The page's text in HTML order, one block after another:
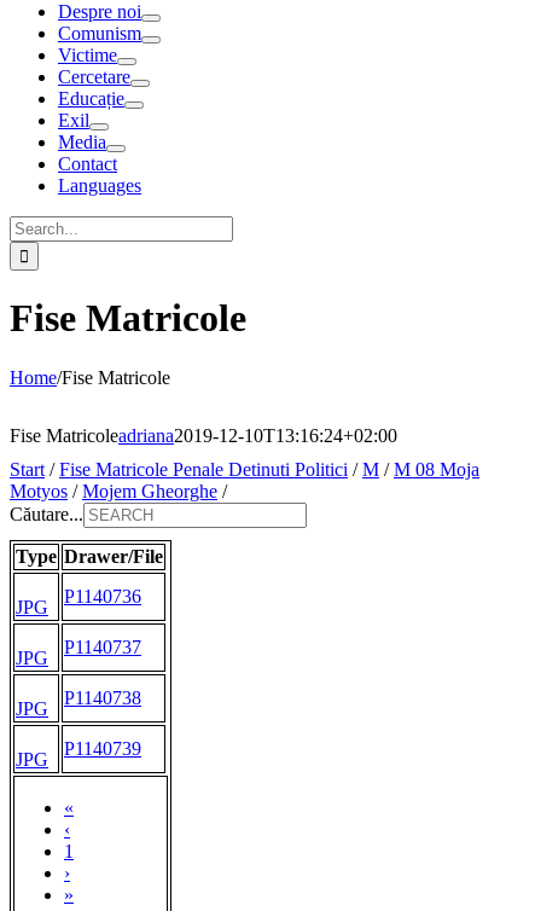
Despre noi
Comunism
Victime
Cercetare
Educație
Exil
Media
Contact
Languages
Search
for:
Fise Matricole
Home/Fise Matricole
Fise Matricoleadriana2019-12-10T13:16:24+02:00
Start /Fise Matricole Penale Detinuti Politici /M /M 08 Moja
Motyos /Mojem Gheorghe /
Căutare...
Type Drawer/File
«
‹
1
›
»
JPG
P1140736
JPG
P1140737
JPG
P1140738
JPG
P1140739